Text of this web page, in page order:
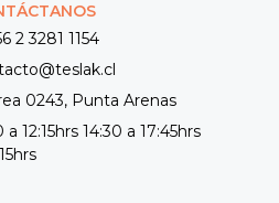
2 3281 1154
0243, Punta Arenas
12:15hrs 14:30 a 17:45hrs